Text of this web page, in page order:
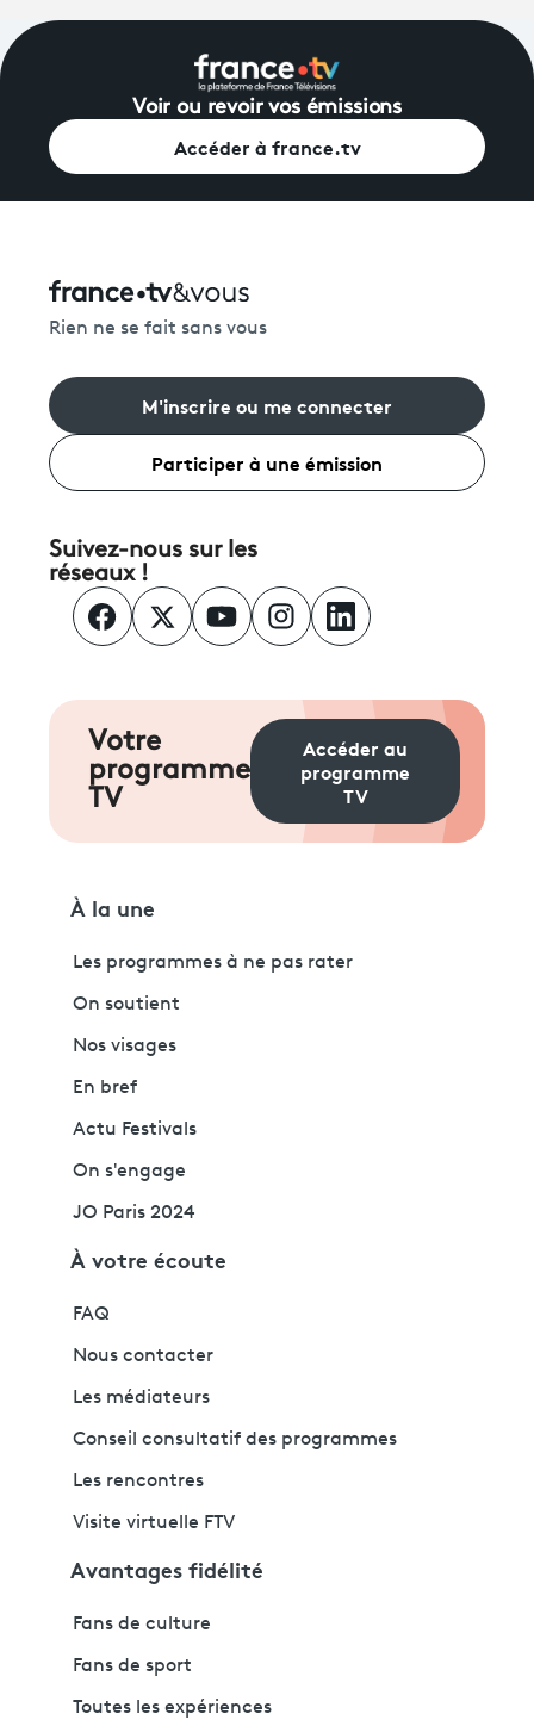
Voir ou revoir vos émissions
Accéder à france.tv
Rien ne se fait sans vous
M'inscrire ou me connecter
Participer à une émission
Suivez-nous sur les
réseaux !
Votre
programme
TV
Accéder au
programme
TV
À la une
Les programmes à ne pas rater
On soutient
Nos visages
En bref
Actu Festivals
On s'engage
JO Paris 2024
À votre écoute
FAQ
Nous contacter
Les médiateurs
Conseil consultatif des programmes
Les rencontres
Visite virtuelle FTV
Avantages fidélité
Fans de culture
Fans de sport
Toutes les expériences